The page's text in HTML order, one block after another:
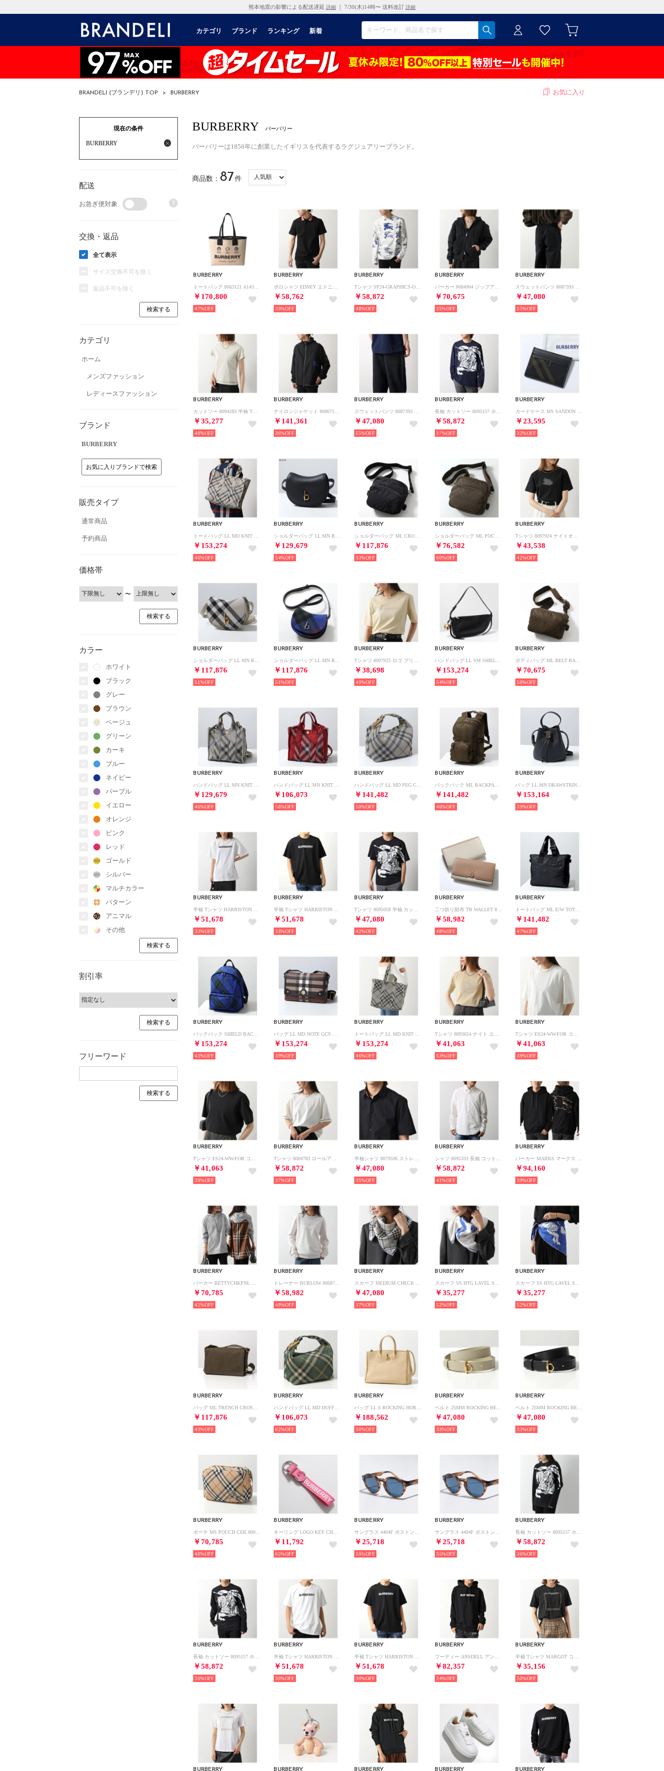
熊本地震の影響による配送遅延 詳細 ｜ 7/30(木)14時〜 送料改訂 詳細
カテゴリ ブランド ランキング 新着
BRANDELI (ブランデリ) TOP > BURBERRY お気に入り
現在の条件
BURBERRY
配送
お急ぎ便対象 ?
交換・返品
全て表示
サイズ交換不可を除く
返品不可を除く
カテゴリ
ホーム
メンズファッション
レディースファッション
ブランド
BURBERRY
お気に入りブランドで検索
販売タイプ
通常商品
予約商品
価格帯
〜
カラー
ホワイト
ブラック
グレー
ブラウン
ベージュ
グリーン
カーキ
ブルー
ネイビー
パープル
イエロー
オレンジ
ピンク
レッド
ゴールド
シルバー
マルチカラー
パターン
アニマル
その他
割引率
フリーワード
BURBERRY バーバリー
バーバリーは1856年に創業したイギリスを代表するラグジュアリーブランド。
商品数： 87件
BURBERRY
￥170,800
47%
BURBERRY
￥58,762
33%
BURBERRY
￥58,872
48%
BURBERRY
￥70,675
35%
BURBERRY
￥47,080
55%
BURBERRY
￥35,277
48%
BURBERRY
￥141,361
36%
BURBERRY
￥47,080
55%
BURBERRY
￥58,872
37%
BURBERRY
￥23,595
32%
BURBERRY
￥153,274
46%
BURBERRY
￥129,679
54%
BURBERRY
￥117,876
33%
BURBERRY
￥76,582
60%
BURBERRY
￥43,538
42%
BURBERRY
￥117,876
51%
BURBERRY
￥117,876
51%
BURBERRY
￥38,698
49%
BURBERRY
￥153,274
54%
BURBERRY
￥70,675
58%
BURBERRY
￥129,679
46%
BURBERRY
￥106,073
56%
BURBERRY
￥141,482
50%
BURBERRY
￥141,482
46%
BURBERRY
￥153,164
39%
BURBERRY
￥51,678
33%
BURBERRY
￥51,678
33%
BURBERRY
￥47,080
42%
BURBERRY
￥58,982
48%
BURBERRY
￥141,482
47%
BURBERRY
￥153,274
43%
BURBERRY
￥153,274
39%
BURBERRY
￥153,274
46%
BURBERRY
￥41,063
53%
BURBERRY
￥41,063
39%
BURBERRY
￥41,063
39%
BURBERRY
￥58,872
37%
BURBERRY
￥47,080
35%
BURBERRY
￥58,872
41%
BURBERRY
￥94,160
39%
BURBERRY
￥70,785
42%
BURBERRY
￥58,982
49%
BURBERRY
￥47,080
37%
BURBERRY
￥35,277
52%
BURBERRY
￥35,277
52%
BURBERRY
￥117,876
43%
BURBERRY
￥106,073
62%
BURBERRY
￥188,562
50%
BURBERRY
￥47,080
33%
BURBERRY
￥47,080
33%
BURBERRY
￥70,785
48%
BURBERRY
￥11,792
65%
BURBERRY
￥25,718
35%
BURBERRY
￥25,718
35%
BURBERRY
￥58,872
36%
BURBERRY
￥58,872
36%
BURBERRY
￥51,678
30%
BURBERRY
￥51,678
30%
BURBERRY
￥82,357
34%
BURBERRY
￥35,156
50%
BURBERRY BURBERRY BURBERRY BURBERRY BURBERRY